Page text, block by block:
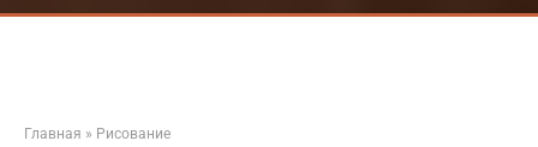
Главная » Рисование